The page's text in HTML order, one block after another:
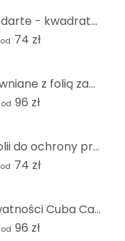
Plakaty rozdarte - kwadratowe
od 74 zł
Panele drewniane z folią zapewniającą prywatność 01 - kwadrat
od 96 zł
Ilustracja folii do ochrony prywatności 01 - kwadrat
od 74 zł
Film o prywatności Cuba Cabrio
od 96 zł